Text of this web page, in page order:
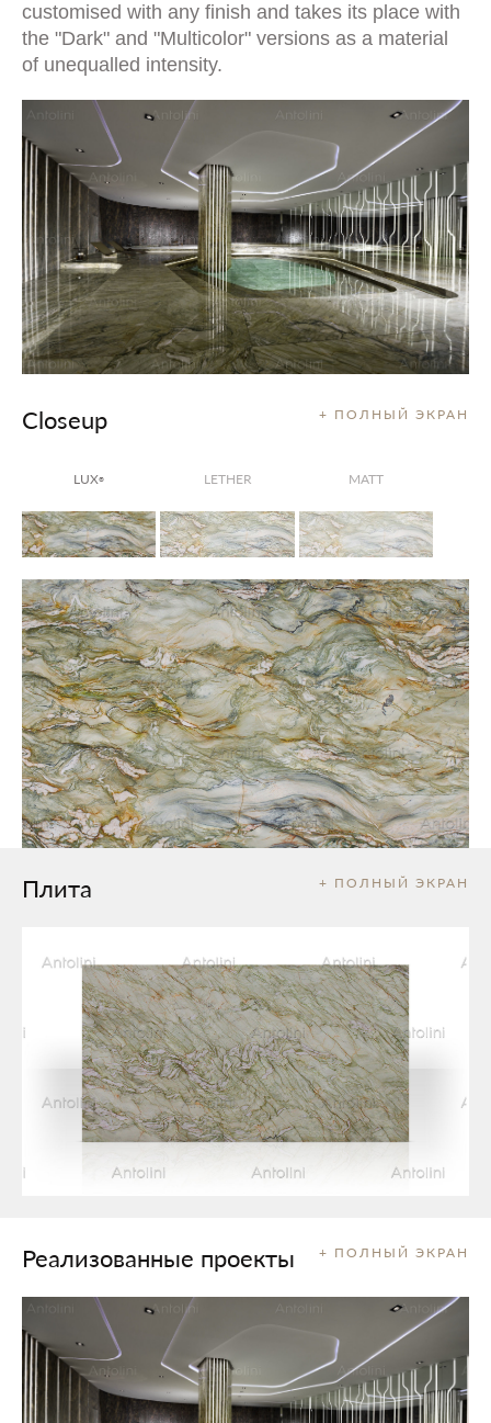
customised with any finish and takes its place with
the "Dark" and "Multicolor" versions as a material
of unequalled intensity.
+ ПОЛНЫЙ ЭКРАН
Closeup
LUX® LETHER MATT
+ ПОЛНЫЙ ЭКРАН
Плита
+ ПОЛНЫЙ ЭКРАН
Реализованные проекты